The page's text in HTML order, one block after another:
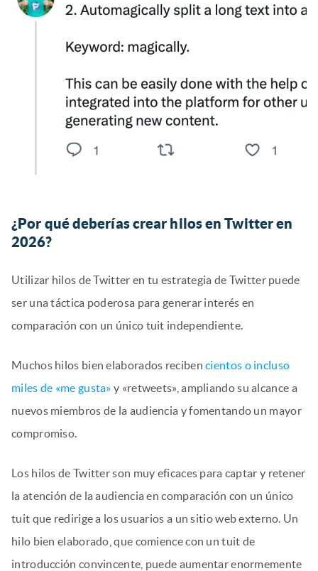
¿Por qué deberías crear hilos en Twitter en
2026?
Utilizar hilos de Twitter en tu estrategia de Twitter puede
ser una táctica poderosa para generar interés en
comparación con un único tuit independiente.
Muchos hilos bien elaborados recibencientos o incluso
miles de «me gusta» y «retweets», ampliando su alcance a
nuevos miembros de la audiencia y fomentando un mayor
compromiso.
Los hilos de Twitter son muy eficaces para captar y retener
la atención de la audiencia en comparación con un único
tuit que redirige a los usuarios a un sitio web externo. Un
hilo bien elaborado, que comience con un tuit de
introducción convincente, puede aumentar enormemente